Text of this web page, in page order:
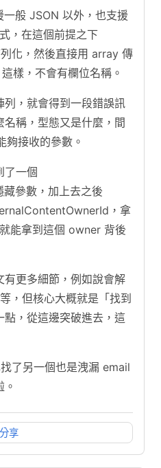
般 JSON 以外，也支援
，在這個前提之下
化，然後直接用 array 傳
樣，不會有欄位名稱。
列，就會得到一段錯誤訊
稱，型態又是什麼，間
夠接收的參數。
了一個
參數，加上去之後
，拿
能拿到這個 owner 背後
更多細節，例如說會解
，但核心大概就是「找到
點，從這邊突破進去，這
了另一個也是洩漏 email
分享